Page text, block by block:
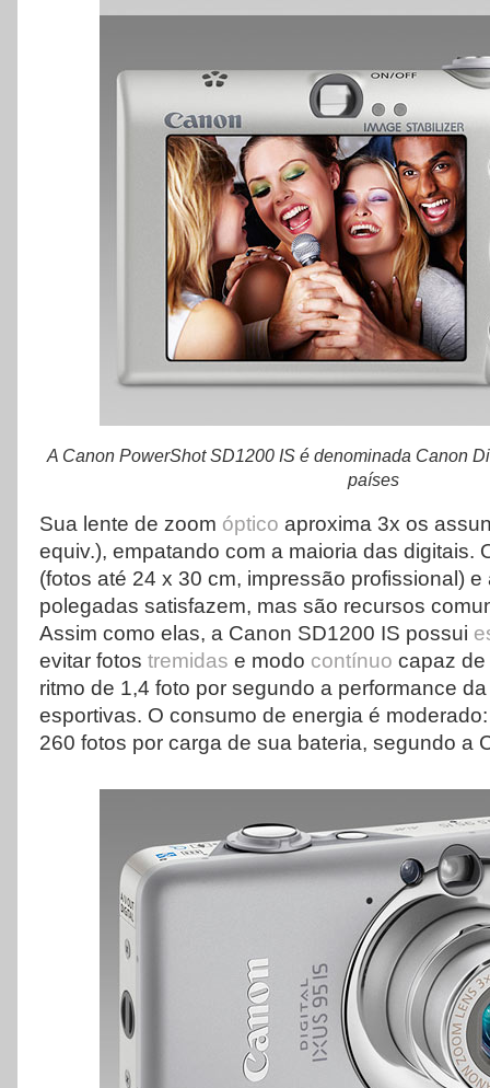
A Canon PowerShot SD1200 IS é denominada Canon
países
Sua lente de zoom óptico aproxima 3x os
equiv.), empatando com a maioria das digitais.
(fotos até 24 x 30 cm, impressão profissional)
polegadas satisfazem, mas são recursos
Assim como elas, a Canon SD1200 IS possui
evitar fotos tremidas e modo contínuo capaz
ritmo de 1,4 foto por segundo a performance
esportivas. O consumo de energia é
260 fotos por carga de sua bateria, segundo a